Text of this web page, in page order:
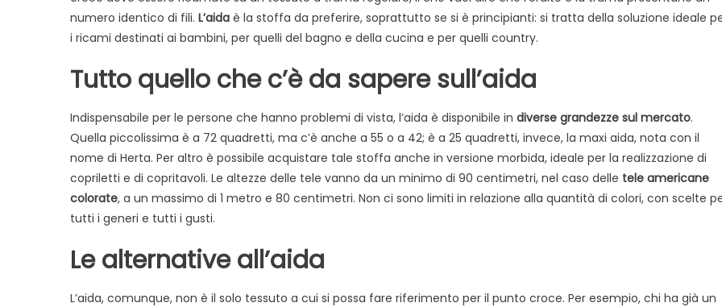
con
il
a
croce
numero identico di fili. L’aida è la stoffa da preferire, soprattutto se si è principianti: si tratta della soluzione ideale
i ricami destinati ai bambini, per quelli del bagno e della cucina e per quelli country.
Tutto quello che c’è da sapere sull’aida
Indispensabile per le persone che hanno problemi di vista, l’aida è disponibile in diverse grandezze sul mercato.
Quella piccolissima è a 72 quadretti, ma c’è anche a 55 o a 42; è a 25 quadretti, invece, la maxi aida, nota con il
nome di Herta. Per altro è possibile acquistare tale stoffa anche in versione morbida, ideale per la realizzazione di
copriletti e di copritavoli. Le altezze delle tele vanno da un minimo di 90 centimetri, nel caso delle tele americane
colorate, a un massimo di 1 metro e 80 centimetri. Non ci sono limiti in relazione alla quantità di colori, con scelte
tutti i generi e tutti i gusti.
Le alternative all’aida
L’aida, comunque, non è il solo tessuto a cui si possa fare riferimento per il punto croce. Per esempio, chi ha già un